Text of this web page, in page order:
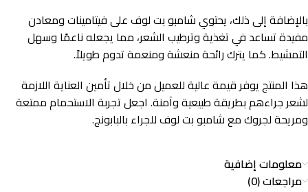
بالإضافة إلى ذلك، يحتوي شامبو بت لوف على فيتامينات ومعادن
مفيدة تساعد في تغذية وترطيب الشعر، مما يجعله ناعمًا وسهل
التمشيط. كما يترك رائحة منعشة ومنعمة تدوم طويلاً.
هذا المنتج يوفر قيمة عالية للعميل من خلال تأمين العناية اللازمة
لشعر جراءهم بطريقة طبيعية وآمنة. اجعل تجربة الاستحمام ممتعة
ومريحة لجروك مع شامبو بت لوف للجراء بالبابونج.
معلومات إضافية
مراجعات (0)